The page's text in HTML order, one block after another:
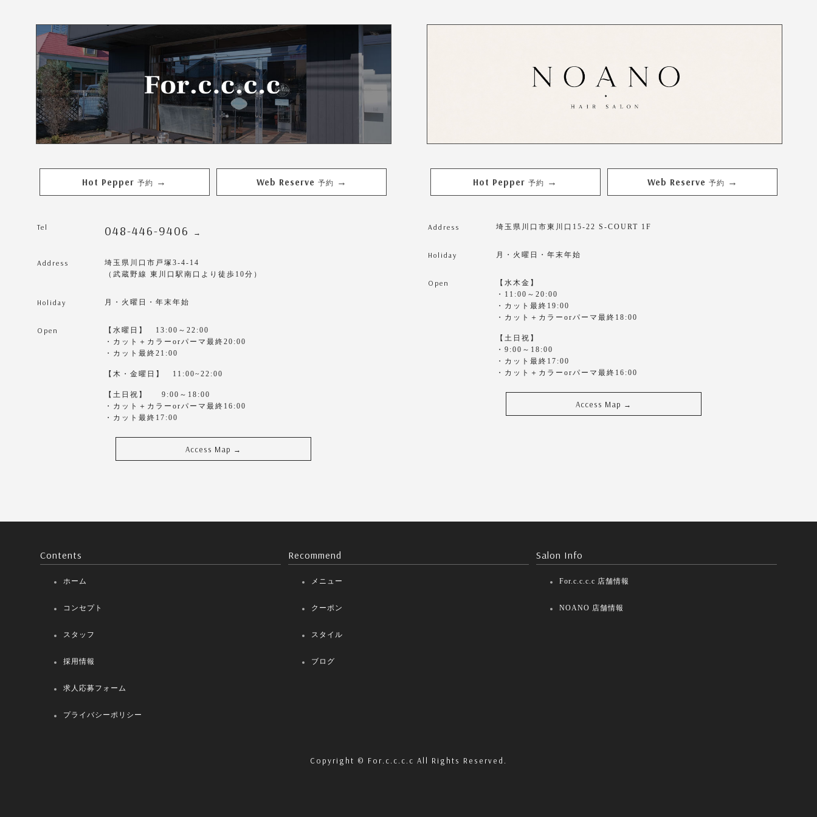
Hot Pepper 予約 → Web Reserve 予約 →
Tel 048-446-9406 →
Address
埼玉県川口市戸塚3-4-14
（武蔵野線 東川口駅南口より徒歩10分）
Holiday 月・火曜日・年末年始
Open
【水曜日】 13:00～22:00
・カット＋カラーorパーマ最終20:00
・カット最終21:00
【木・金曜日】 11:00~22:00
【土日祝】 9:00～18:00
・カット＋カラーorパーマ最終16:00
・カット最終17:00
Access Map →
Hot Pepper 予約 → Web Reserve 予約 →
Address 埼玉県川口市東川口15-22 S-COURT 1F
Holiday 月・火曜日・年末年始
Open
【水木金】
・11:00～20:00
・カット最終19:00
・カット＋カラーorパーマ最終18:00
【土日祝】
・9:00～18:00
・カット最終17:00
・カット＋カラーorパーマ最終16:00
Access Map →
Contents
ホーム
コンセプト
スタッフ
採用情報
求人応募フォーム
プライバシーポリシー
Recommend
メニュー
クーポン
スタイル
ブログ
Salon Info
For.c.c.c.c 店舗情報
NOANO 店舗情報
Copyright © For.c.c.c.c All Rights Reserved.